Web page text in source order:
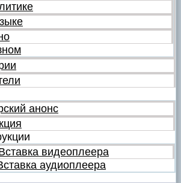
анонс
видеоплеера
аудиоплеера